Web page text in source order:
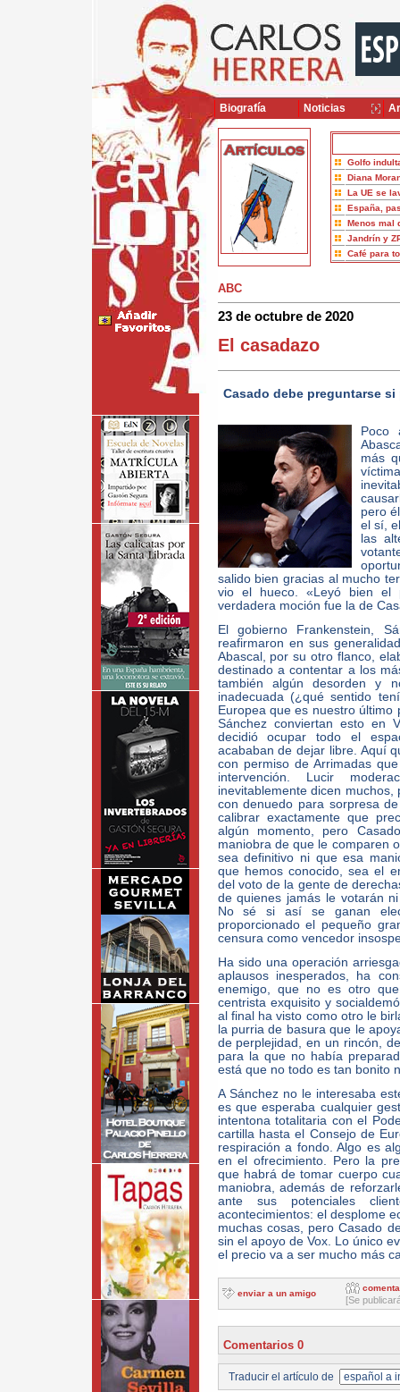
Golfo
Diana
La UE se
España,
Menos mal
Jandrín y
Café para
ABC
23 de octubre de 2020
El casadazo
Casado debe preguntarse
Poco
más
pero
el sí,
las
salido bien gracias al mucho
vio el hueco. «Leyó bien el
verdadera moción fue la de
El gobierno Frankenstein,
reafirmaron en sus
Abascal, por su otro flanco,
destinado a contentar a los
también algún desorden y
inadecuada (¿qué sentido
Europea que es nuestro
Sánchez conviertan esto en
decidió ocupar todo el
acababan de dejar libre. Aquí
con permiso de Arrimadas
intervención. Lucir
inevitablemente dicen
con denuedo para sorpresa
calibrar exactamente que
algún momento, pero
maniobra de que le comparen
sea definitivo ni que esa
que hemos conocido, sea el
del voto de la gente de
de quienes jamás le votarán
No sé si así se ganan
proporcionado el pequeño
censura como vencedor
Ha sido una operación
aplausos inesperados, ha
enemigo, que no es otro
centrista exquisito y
al final ha visto como otro le
la purria de basura que le
de perplejidad, en un rincón,
para la que no había
está que no todo es tan bonito
A Sánchez no le interesaba
es que esperaba cualquier
intentona totalitaria con el
cartilla hasta el Consejo de
respiración a fondo. Algo es
en el ofrecimiento. Pero la
que habrá de tomar cuerpo
maniobra, además de
ante sus potenciales
acontecimientos: el desplome
muchas cosas, pero Casado
sin el apoyo de Vox. Lo único
el precio va a ser mucho más
enviar a un amigo
[Se
Comentarios 0
Traducir el artículo de
Biografía Noticias